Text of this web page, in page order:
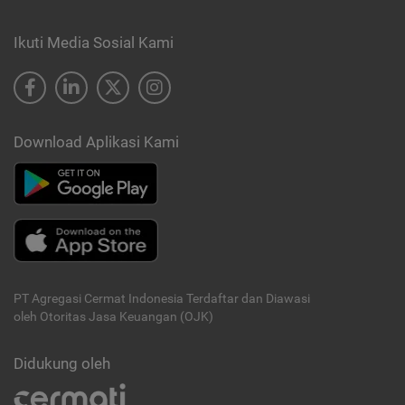
Ikuti Media Sosial Kami
Download Aplikasi Kami
PT Agregasi Cermat Indonesia Terdaftar dan Diawasi
oleh Otoritas Jasa Keuangan (OJK)
Didukung oleh